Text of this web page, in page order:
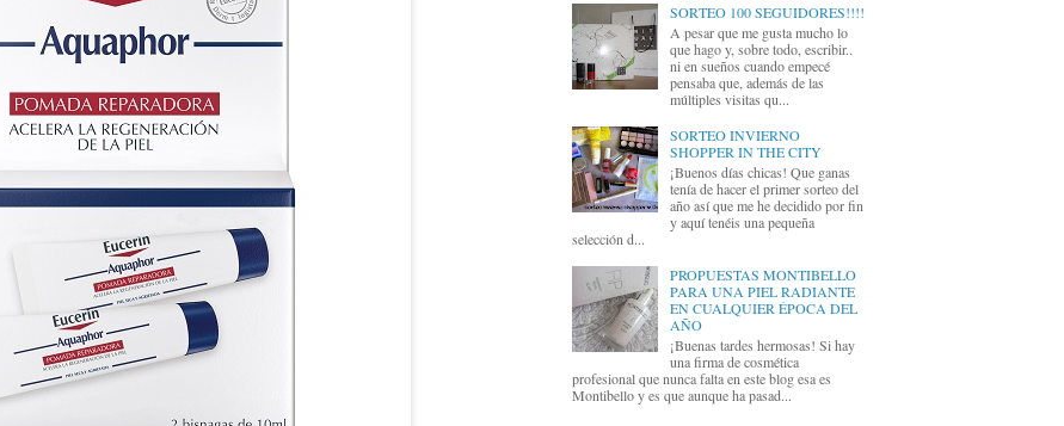
SORTEO 100 SEGUIDORES!!!!
A pesar que me gusta mucho lo
que hago y, sobre todo, escribir..
ni en sueños cuando empecé
pensaba que, además de las
múltiples visitas qu...
SORTEO INVIERNO
SHOPPER IN THE CITY
¡Buenos días chicas! Que ganas
tenía de hacer el primer sorteo del
año así que me he decidido por fin
y aquí tenéis una pequeña
selección d...
PROPUESTAS MONTIBELLO
PARA UNA PIEL RADIANTE
EN CUALQUIER ÉPOCA DEL
AÑO
¡Buenas tardes hermosas! Si hay
una firma de cosmética
profesional que nunca falta en este blog esa es
Montibello y es que aunque ha pasad...